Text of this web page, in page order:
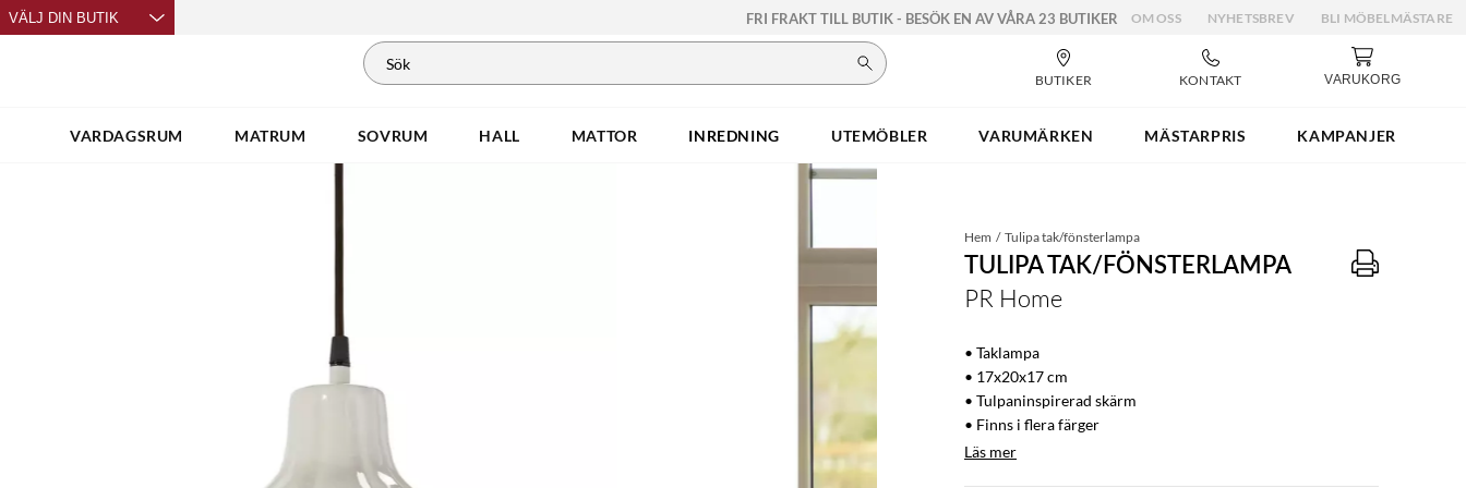
VÄLJ DIN BUTIK FRI FRAKT TILL BUTIK - BESÖK EN AV VÅRA 23 BUTIKER OM OSS NYHETSBREV BLI MÖBELMÄSTARE
BUTIKER KONTAKT VARUKORG
VARDAGSRUM MATRUM SOVRUM HALL MATTOR INREDNING UTEMÖBLER VARUMÄRKEN MÄSTARPRIS KAMPANJER
Hem Tulipa tak/fönsterlampa
TULIPA TAK/FÖNSTERLAMPA
PR Home
• Taklampa
• 17x20x17 cm
• Tulpaninspirerad skärm
• Finns i flera färger
Läs mer